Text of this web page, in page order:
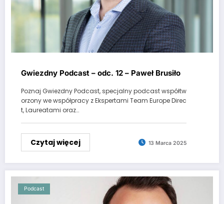
Gwiezdny Podcast – odc. 12 – Paweł Brusiło
Poznaj Gwiezdny Podcast, specjalny podcast współtw
orzony we współpracy z Ekspertami Team Europe Direc
t, Laureatami oraz…
Czytaj więcej 13 Marca 2025
Podcast